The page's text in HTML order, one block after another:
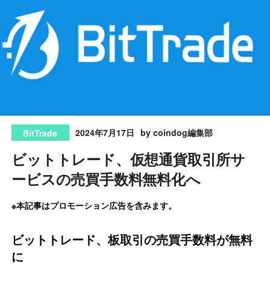
BitTrade 2024年7月17日 by coindog編集部
ビットトレード、仮想通貨取引所サ
ービスの売買手数料無料化へ
※本記事はプロモーション広告を含みます。
ビットトレード、板取引の売買手数料が無料
に